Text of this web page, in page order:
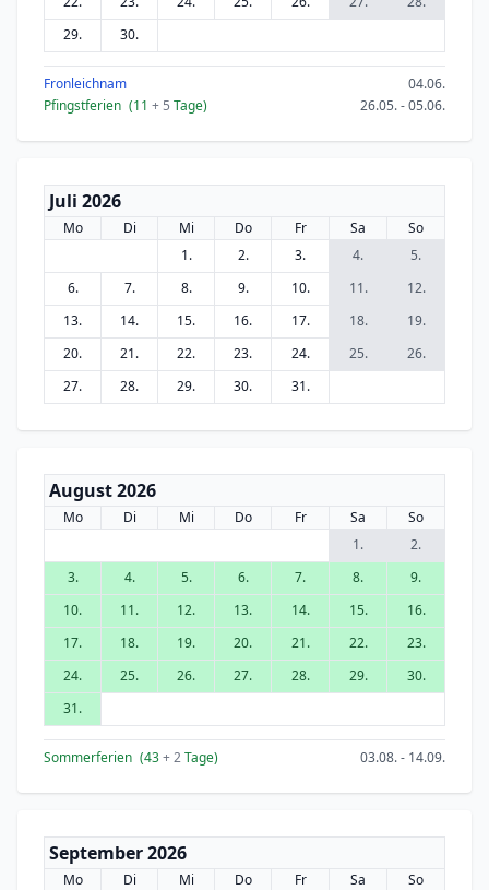
29.
30.
Fronleichnam
04.06.
Pfingstferien (11 + 5 Tage) 26.05. - 05.06.
Juli 2026
Mo Di Mi Do Fr Sa
So
1.
2. 3. 4.
5.
6.
7. 8. 9. 10. 11.
12.
13.
14. 15. 16. 17. 18.
19.
20.
21. 22. 23. 24. 25.
26.
27.
28. 29. 30. 31.
August 2026
Mo Di Mi Do Fr Sa
So
1.
2.
3.
4. 5. 6. 7. 8.
9.
10.
11. 12. 13. 14. 15.
16.
17.
18. 19. 20. 21. 22.
23.
24.
25. 26. 27. 28. 29.
30.
31.
Sommerferien (43+ 2Tage) 03.08. - 14.09.
September 2026
Mo Di Mi Do Fr Sa
So